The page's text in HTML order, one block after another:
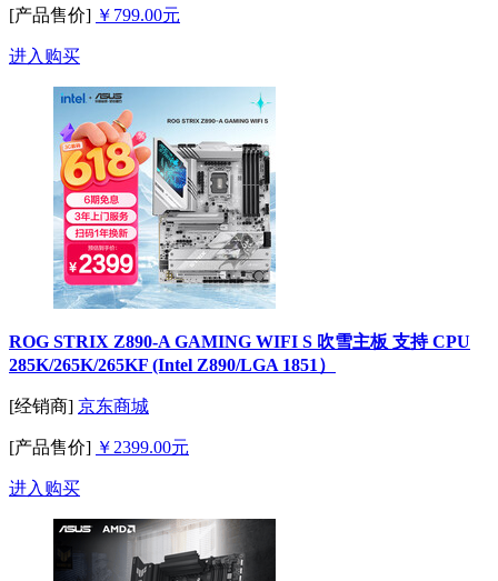
[产品售价] ￥799.00元
进入购买
ROG STRIX Z890-A GAMING WIFI S 吹雪主板 支持 CPU
285K/265K/265KF (Intel Z890/LGA 1851）
[经销商] 京东商城
[产品售价] ￥2399.00元
进入购买